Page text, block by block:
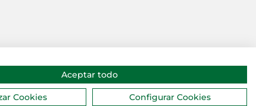
Aceptar todo
Cookies Configurar Cookies